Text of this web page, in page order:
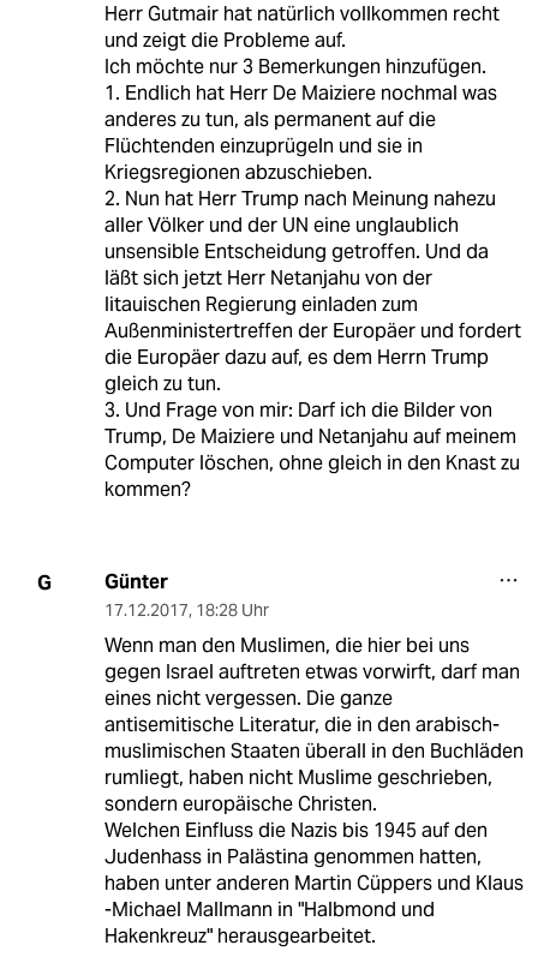
Herr Gutmair hat natürlich vollkommen recht
und zeigt die Probleme auf.
Ich möchte nur 3 Bemerkungen hinzufügen.
1. Endlich hat Herr De Maiziere nochmal was
anderes zu tun, als permanent auf die
Flüchtenden einzuprügeln und sie in
Kriegsregionen abzuschieben.
2. Nun hat Herr Trump nach Meinung nahezu
aller Völker und der UN eine unglaublich
unsensible Entscheidung getroffen. Und da
läßt sich jetzt Herr Netanjahu von der
litauischen Regierung einladen zum
Außenministertreffen der Europäer und fordert
die Europäer dazu auf, es dem Herrn Trump
gleich zu tun.
3. Und Frage von mir: Darf ich die Bilder von
Trump, De Maiziere und Netanjahu auf meinem
Computer löschen, ohne gleich in den Knast zu
kommen?
G Günter
17.12.2017, 18:28 Uhr
Wenn man den Muslimen, die hier bei uns
gegen Israel auftreten etwas vorwirft, darf man
eines nicht vergessen. Die ganze
antisemitische Literatur, die in den arabisch-
muslimischen Staaten überall in den Buchläden
rumliegt, haben nicht Muslime geschrieben,
sondern europäische Christen.
Welchen Einfluss die Nazis bis 1945 auf den
Judenhass in Palästina genommen hatten,
haben unter anderen Martin Cüppers und Klaus
-Michael Mallmann in "Halbmond und
Hakenkreuz" herausgearbeitet.